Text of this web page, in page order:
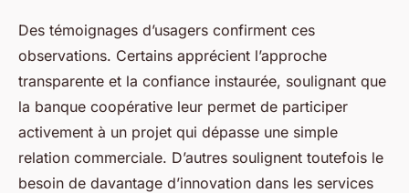
Des témoignages d’usagers confirment ces
observations. Certains apprécient l’approche
transparente et la confiance instaurée, soulignant que
la banque coopérative leur permet de participer
activement à un projet qui dépasse une simple
relation commerciale. D’autres soulignent toutefois le
besoin de davantage d’innovation dans les services